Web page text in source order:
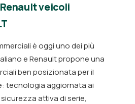
veicoli
è oggi uno dei più
e Renault propone una
ben posizionata per il
tecnologia aggiornata ai
attiva di serie,